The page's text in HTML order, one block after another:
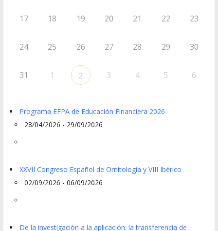
17 18 19 20 21 22 23
24 25 26 27 28 29 30
31 1 2 3 4 5 6
Programa EFPA de Educación Financiera 2026
28/04/2026 - 29/09/2026
XXVII Congreso Español de Ornitología y VIII Ibérico
02/09/2026 - 06/09/2026
De la investigación a la aplicación: la transferencia de